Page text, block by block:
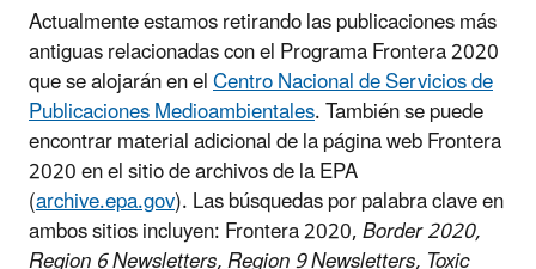
Actualmente estamos retirando las publicaciones más
antiguas relacionadas con el Programa Frontera 2020
que se alojarán en elCentro Nacional de Servicios de
Publicaciones Medioambientales. También se puede
encontrar material adicional de la página web Frontera
2020 en el sitio de archivos de la EPA
(archive.epa.gov). Las búsquedas por palabra clave en
ambos sitios incluyen: Frontera 2020,Border 2020,